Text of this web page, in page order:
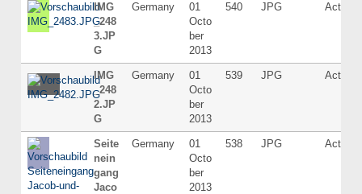
IMG
_248
3.JP
G
Germany
01
Octo
ber
2013
540 JPG Active
IMG
_248
2.JP
G
Germany
01
Octo
ber
2013
539 JPG Active
Seite
nein
gang
Jaco
Germany
01
Octo
ber
2013
538 JPG Active